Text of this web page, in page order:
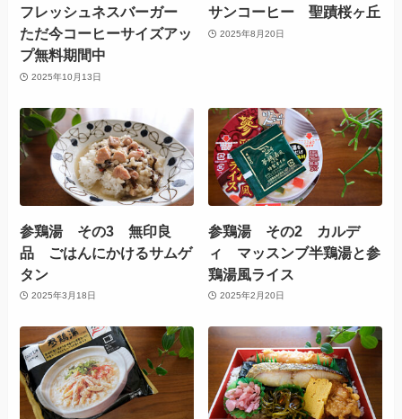
フレッシュネスバーガー
ただ今コーヒーサイズアッ
プ無料期間中
2025年10月13日
サンコーヒー 聖蹟桜ヶ丘
2025年8月20日
参鶏湯 その3 無印良
品 ごはんにかけるサムゲ
タン
2025年3月18日
参鶏湯 その2 カルデ
ィ マッスンブ半鶏湯と参
鶏湯風ライス
2025年2月20日